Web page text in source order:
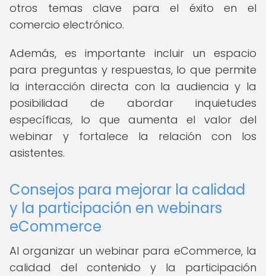
otros temas clave para el éxito en el
comercio electrónico.
Además, es importante incluir un espacio
para preguntas y respuestas, lo que permite
la interacción directa con la audiencia y la
posibilidad de abordar inquietudes
específicas, lo que aumenta el valor del
webinar y fortalece la relación con los
asistentes.
Consejos para mejorar la calidad
y la participación en webinars
eCommerce
Al organizar un webinar para eCommerce, la
calidad del contenido y la participación